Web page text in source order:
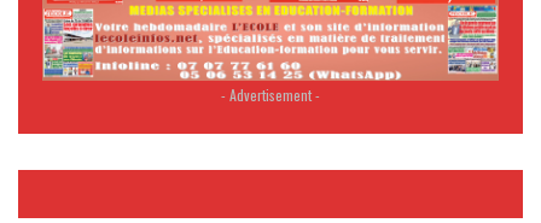
- Advertisement -